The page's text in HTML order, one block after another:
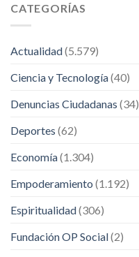
CATEGORÍAS
Actualidad(5.579)
Ciencia y Tecnología(40)
Denuncias Ciudadanas (34)
Deportes (62)
Economía(1.304)
Empoderamiento (1.192)
Espiritualidad(306)
Fundación OP Social(2)